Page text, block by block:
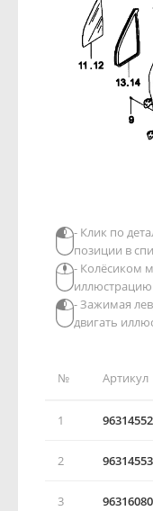
№ Артикул
1 96314552
2 96314553
3 96316080
- Клик по
позиции в
- Колёсиком
иллюстрацию
- Зажимая
двигать